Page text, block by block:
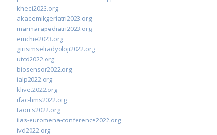
khedi2023.org
akademikgeriatri2023.org
marmarapediatri2023.org
emchie2023.org
girisimselradyoloji2022.org
utcd2022.org
biosensor2022.org
ialp2022.org
klivet2022.org
ifac-hms2022.org
taoms2022.org
iias-euromena-conference2022.org
ivd2022.org